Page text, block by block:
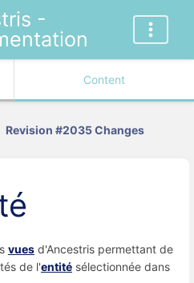
-
Content
Revision #2035 Changes
vues d'Ancestris permettant de
de l'entité sélectionnée dans